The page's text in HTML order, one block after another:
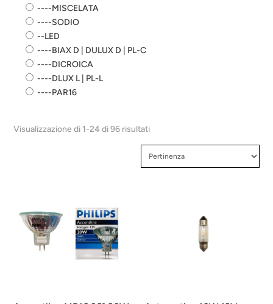
----MISCELATA
----SODIO
--LED
----BIAX D | DULUX D | PL-C
----DICROICA
----DLUX L | PL-L
----PAR16
Visualizzazione di 1-24 di 96 risultati